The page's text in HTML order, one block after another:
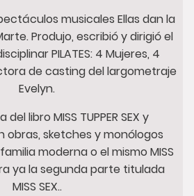
musicales Ellas dan la
Produjo, escribió y dirigió el
PILATES: 4 Mujeres, 4
de casting del largometraje
Evelyn.
libro MISS TUPPER SEX y
obras, sketches y monólogos
moderna o el mismo MISS
ya la segunda parte titulada
MISS SEX..